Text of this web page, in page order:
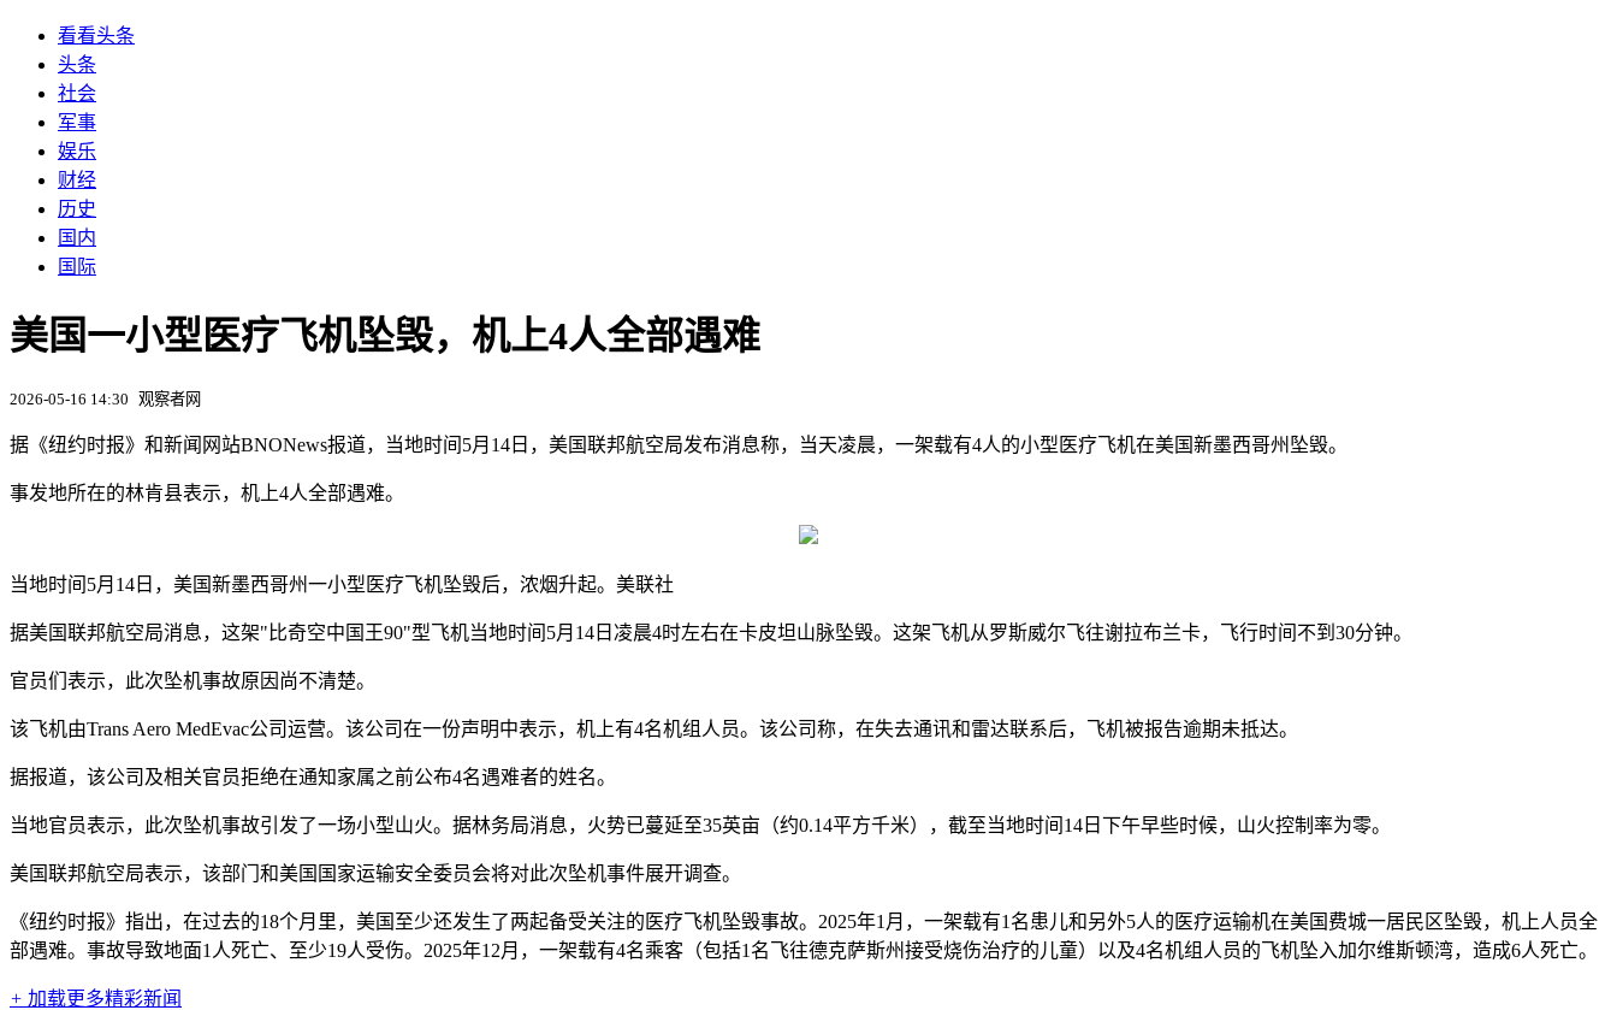
看看头条
头条
社会
军事
娱乐
财经
历史
国内
国际
美国一小型医疗飞机坠毁，机上4人全部遇难
2026-05-16 14:30 观察者网
据《纽约时报》和新闻网站BNONews报道，当地时间5月14日，美国联邦航空局发布消息称，当天凌晨，一架载有4人的小型医疗飞机在美国新墨西哥州坠毁。
事发地所在的林肯县表示，机上4人全部遇难。
当地时间5月14日，美国新墨西哥州一小型医疗飞机坠毁后，浓烟升起。 美联社
据美国联邦航空局消息，这架"比奇空中国王90"型飞机当地时间5月14日凌晨4时左右在卡皮坦山脉坠毁。这架飞机从罗斯威尔飞往谢拉布兰卡，飞行时间不到30分钟。
官员们表示，此次坠机事故原因尚不清楚。
该飞机由Trans Aero MedEvac公司运营。该公司在一份声明中表示，机上有4名机组人员。该公司称，在失去通讯和雷达联系后，飞机被报告逾期未抵达。
据报道，该公司及相关官员拒绝在通知家属之前公布4名遇难者的姓名。
当地官员表示，此次坠机事故引发了一场小型山火。据林务局消息，火势已蔓延至35英亩（约0.14平方千米），截至当地时间14日下午早些时候，山火控制率为零。
美国联邦航空局表示，该部门和美国国家运输安全委员会将对此次坠机事件展开调查。
《纽约时报》指出，在过去的18个月里，美国至少还发生了两起备受关注的医疗飞机坠毁事故。2025年1月，一架载有1名患儿和另外5人的医疗运输机在美国费城一居民区坠毁，机上人员全
部遇难。事故导致地面1人死亡、至少19人受伤。2025年12月，一架载有4名乘客（包括1名飞往德克萨斯州接受烧伤治疗的儿童）以及4名机组人员的飞机坠入加尔维斯顿湾，造成6人死亡。
+ 加载更多精彩新闻